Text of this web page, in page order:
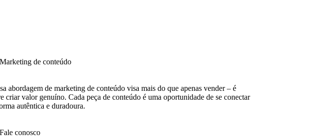
Marketing de conteúdo
abordagem de marketing de conteúdo visa mais do que apenas vender – é
criar valor genuíno. Cada peça de conteúdo é uma oportunidade de se conectar
autêntica e duradoura.
Fale conosco